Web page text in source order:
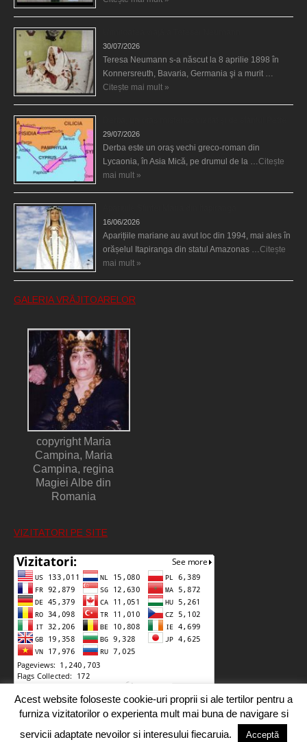
30/07/2026
Teresa Neumann s-a născut la 8 aprilie 1898 în
Konnersreuth, Bavaria, Germania şi a murit …
Citește mai mult »
29/07/2026
Derba este un oraş vechi greco-roman din
Lycaonia, în Asia Mică, pe drumul de la …Citește
mai mult »
16/06/2026
Aparițiile mariane au avut loc din 1994, mai ales în
orășelul Itapiranga din statul Amazonas …Citește
mai mult »
GALERIA VRĂJITOARELOR
copyright Maria
Campina, Maria
Campina, regina
Magiei Albe din
Romania
VIZITATORI PE SITE
Acest website foloseste cookie-uri proprii si ale tertilor pentru a
furniza vizitatorilor o experienta mult mai buna de navigare si
servicii adaptate nevoilor si interesului fiecaruia.
Acceptă